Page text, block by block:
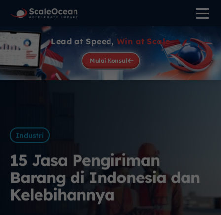
Lead at Speed, Win at Scale
Mulai Konsul
Industri
15 Jasa Pengiriman
Barang di Indonesia dan
Kelebihannya